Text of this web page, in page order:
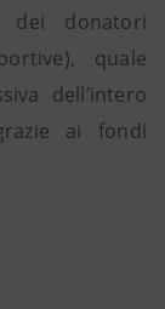
dei donatori
quale
dell’intero
ai fondi